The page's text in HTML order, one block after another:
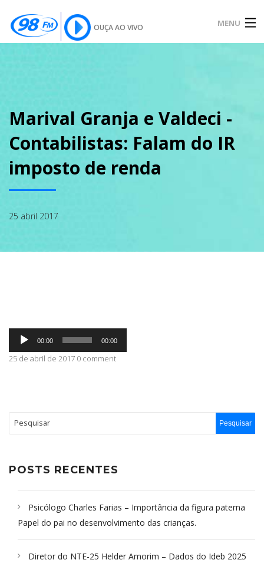
OUÇA AO VIVO MENU
SOBRE
CONTATO
Marival Granja e Valdeci -
Contabilistas: Falam do IR
imposto de renda
25 abril 2017
Tocador
áudio
00:00 00:00
25 de abril de 2017 0 comment
POSTS RECENTES
Psicólogo Charles Farias – Importância da figura paterna
Papel do pai no desenvolvimento das crianças.
Diretor do NTE-25 Helder Amorim – Dados do Ideb 2025